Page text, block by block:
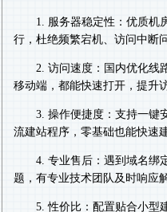
1. 服务器稳定性：优质机
行，杜绝频繁宕机、访问中断
2. 访问速度：国内优化线
移动端，都能快速打开，提升
3. 操作便捷度：支持一键
流建站程序，零基础也能快速
4. 专业售后：遇到域名绑
题，有专业技术团队及时响应
5. 性价比：配置贴合小型